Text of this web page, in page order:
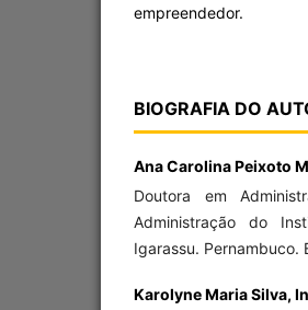
empreendedor.
BIOGRAFIA DO
Ana Carolina Peixoto
Doutora em
Administração do
Igarassu. Pernambuco.
Karolyne Maria Silva,